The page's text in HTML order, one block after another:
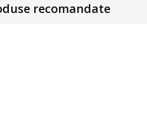
recomandate